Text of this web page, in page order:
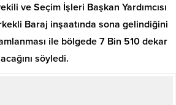
ve Seçim İşleri Başkan Yardımcısı
Baraj inşaatında sona gelindiğini
ile bölgede 7 Bin 510 dekar
söyledi.